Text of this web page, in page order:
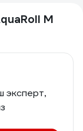
M
эксперт,